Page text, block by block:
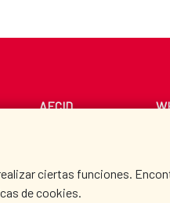
ciertas funciones.
de cookies.
AECID
PRESS ROOM